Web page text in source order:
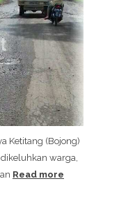
Ketitang (Bojong)
warga,
Read more